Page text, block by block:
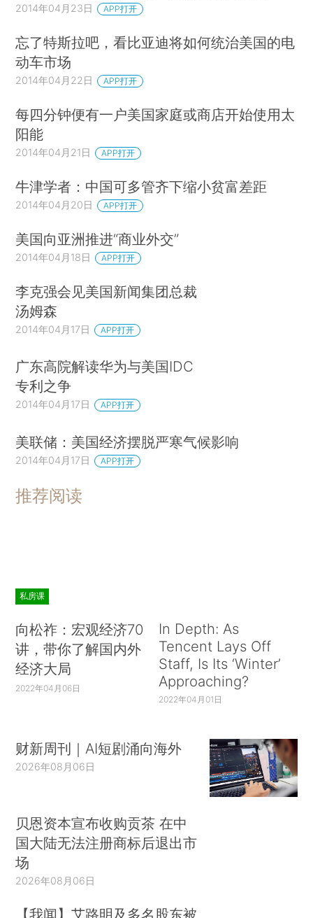
2014年04月23日 APP打开
忘了特斯拉吧，看比亚迪将如何统治美国的电
动车市场
2014年04月22日 APP打开
每四分钟便有一户美国家庭或商店开始使用太
阳能
2014年04月21日 APP打开
牛津学者：中国可多管齐下缩小贫富差距
2014年04月20日 APP打开
美国向亚洲推进“商业外交”
2014年04月18日 APP打开
李克强会见美国新闻集团总裁
汤姆森
2014年04月17日 APP打开
广东高院解读华为与美国IDC
专利之争
2014年04月17日 APP打开
美联储：美国经济摆脱严寒气候影响
2014年04月17日 APP打开
推荐阅读
私房课
向松祚：宏观经济70
讲，带你了解国内外
经济大局
2022年04月06日
In Depth: As
Tencent Lays Off
Staff, Is Its ‘Winter’
Approaching?
2022年04月01日
财新周刊｜AI短剧涌向海外
2026年08月06日
贝恩资本宣布收购贡茶 在中
国大陆无法注册商标后退出市
场
2026年08月06日
【我闻】艾路明及多名股东被